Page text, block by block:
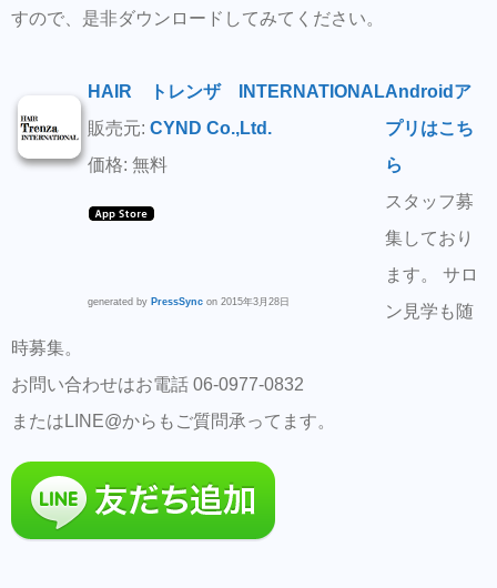
すので、是非ダウンロードしてみてください。
HAIR トレンザ INTERNATIONAL
販売元: CYND Co.,Ltd.
価格: 無料
generated by PressSync on 2015年3月28日
Androidア
プリはこち
ら
スタッフ募
集しており
ます。 サロ
ン見学も随
時募集。
お問い合わせはお電話 06-0977-0832
またはLINE@からもご質問承ってます。